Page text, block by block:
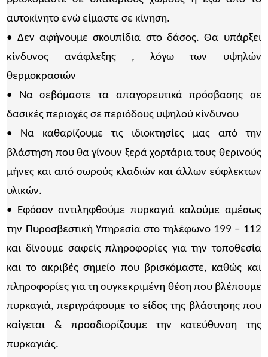
αυτοκίνητο ενώ είμαστε σε κίνηση.
• Δεν αφήνουμε σκουπίδια στο δάσος. Θα υπάρξει
κίνδυνος ανάφλεξης , λόγω των υψηλών
θερμοκρασιών
• Να σεβόμαστε τα απαγορευτικά πρόσβασης σε
δασικές περιοχές σε περιόδους υψηλού κίνδυνου
• Να καθαρίζουμε τις ιδιοκτησίες μας από την
βλάστηση που θα γίνουν ξερά χορτάρια τους θερινούς
μήνες και από σωρούς κλαδιών και άλλων εύφλεκτων
υλικών.
• Εφόσον αντιληφθούμε πυρκαγιά καλούμε αμέσως
την Πυροσβεστική Υπηρεσία στο τηλέφωνο 199 – 112
και δίνουμε σαφείς πληροφορίες για την τοποθεσία
και το ακριβές σημείο που βρισκόμαστε, καθώς και
πληροφορίες για τη συγκεκριμένη θέση που βλέπουμε
πυρκαγιά, περιγράφουμε το είδος της βλάστησης που
καίγεται & προσδιορίζουμε την κατεύθυνση της
πυρκαγιάς.